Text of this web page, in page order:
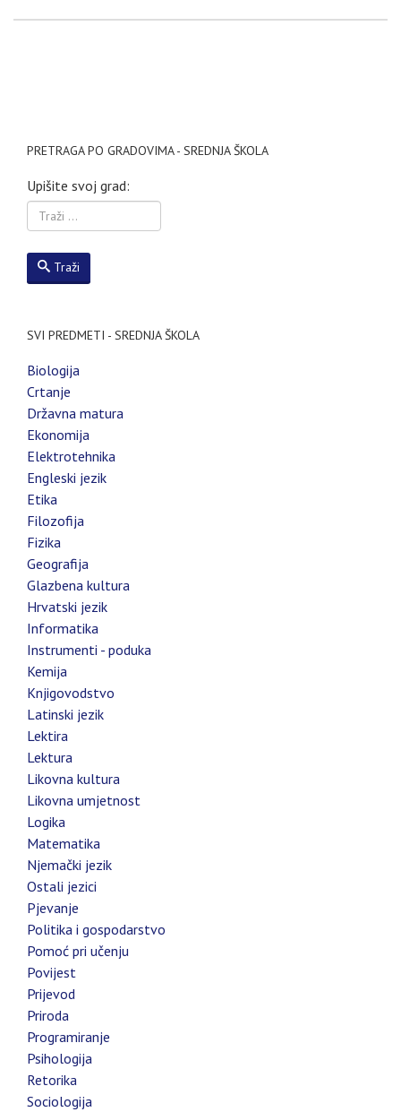
PRETRAGA PO GRADOVIMA - SREDNJA ŠKOLA
Upišite svoj grad:
Traži
SVI PREDMETI - SREDNJA ŠKOLA
Biologija
Crtanje
Državna matura
Ekonomija
Elektrotehnika
Engleski jezik
Etika
Filozofija
Fizika
Geografija
Glazbena kultura
Hrvatski jezik
Informatika
Instrumenti - poduka
Kemija
Knjigovodstvo
Latinski jezik
Lektira
Lektura
Likovna kultura
Likovna umjetnost
Logika
Matematika
Njemački jezik
Ostali jezici
Pjevanje
Politika i gospodarstvo
Pomoć pri učenju
Povijest
Prijevod
Priroda
Programiranje
Psihologija
Retorika
Sociologija